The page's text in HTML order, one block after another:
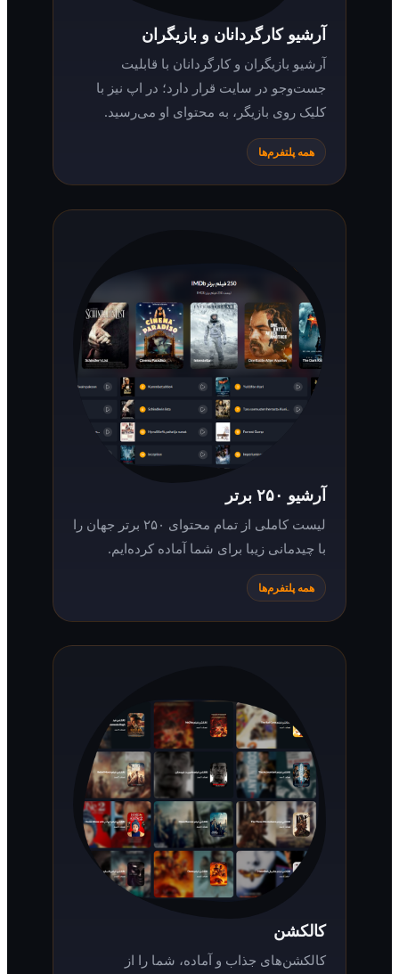
آرشیو کارگردانان و بازیگران
آرشیو بازیگران و کارگردانان با قابلیت
جست‌وجو در سایت قرار دارد؛ در اپ نیز با
کلیک روی بازیگر، به محتوای او می‌رسید.
همه پلتفرم‌ها
لیست کاملی از تمام محتوای ۲۵۰ برتر جهان را
با چیدمانی زیبا برای شما آماده کرده‌ایم.
همه پلتفرم‌ها
کالکشن‌های جذاب و آماده، شما را از